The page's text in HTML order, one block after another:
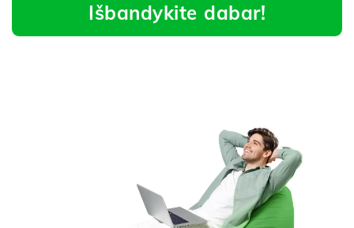
Išbandykite dabar!